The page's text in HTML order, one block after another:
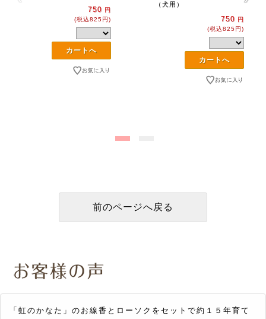
750 円
(税込825円)
（犬用）
750 円
(税込825円)
「虹のかなた」のお線香とローソクをセットで約１５年育て